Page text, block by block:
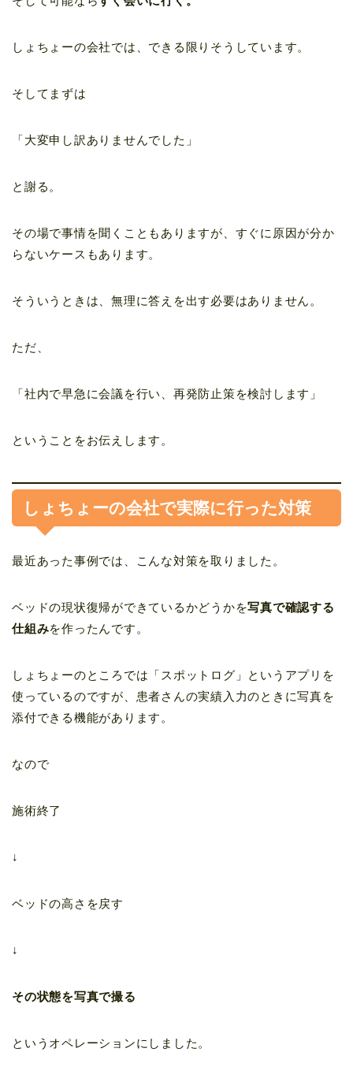
しょちょーの会社では、できる限りそうしています。
そしてまずは
「大変申し訳ありませんでした」
と謝る。
その場で事情を聞くこともありますが、すぐに原因が分か
らないケースもあります。
そういうときは、無理に答えを出す必要はありません。
ただ、
「社内で早急に会議を行い、再発防止策を検討します」
ということをお伝えします。
しょちょーの会社で実際に行った対策
最近あった事例では、こんな対策を取りました。
ベッドの現状復帰ができているかどうかを写真で確認する
仕組みを作ったんです。
しょちょーのところでは「スポットログ」というアプリを
使っているのですが、患者さんの実績入力のときに写真を
添付できる機能があります。
なので
施術終了
↓
ベッドの高さを戻す
↓
その状態を写真で撮る
というオペレーションにしました。